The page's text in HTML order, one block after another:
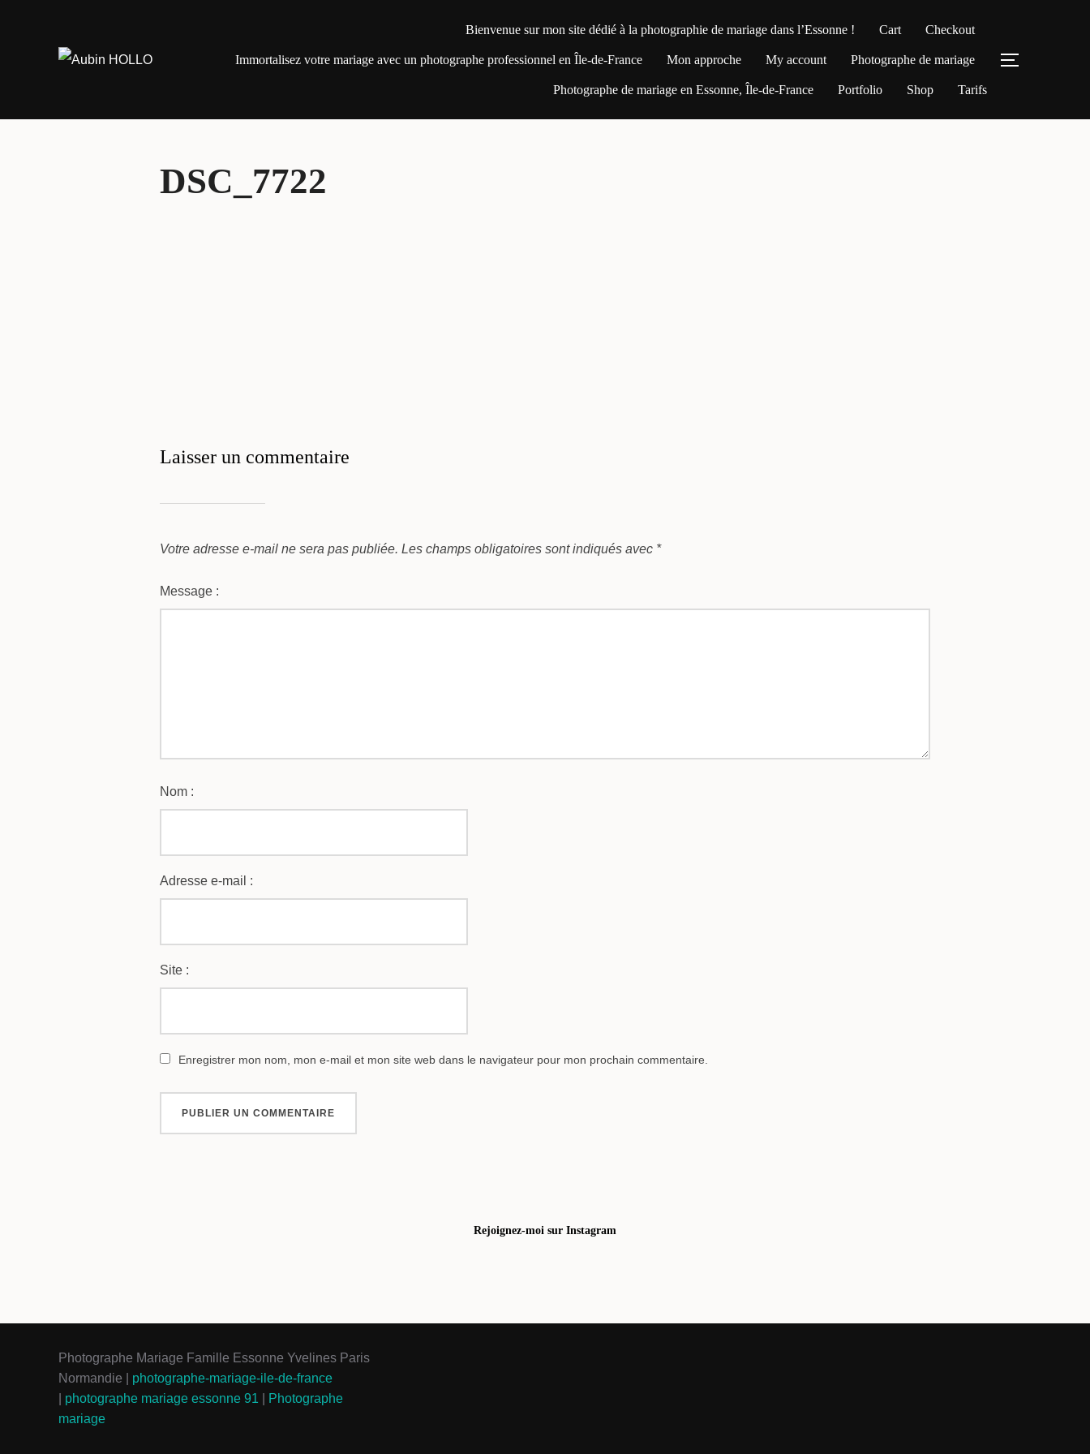
Bienvenue sur mon site dédié à la photographie de mariage dans l’Essonne ! Cart Checkout
Immortalisez votre mariage avec un photographe professionnel en Île-de-France Mon approche My account Photographe de mariage
Photographe de mariage en Essonne, Île-de-France Portfolio Shop Tarifs
DSC_7722
Laisser un commentaire
Votre adresse e-mail ne sera pas publiée. Les champs obligatoires sont indiqués avec *
Message :
Nom :
Adresse e-mail :
Site :
Enregistrer mon nom, mon e-mail et mon site web dans le navigateur pour mon prochain commentaire.
Rejoignez-moi sur Instagram
Photographe Mariage Famille Essonne Yvelines Paris
Normandie | photographe-mariage-ile-de-france
photographe mariage essonne 91
Photographe
mariage